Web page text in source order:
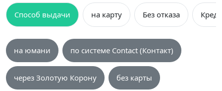
Способ выдачи на карту Без отказа
на юмани по системе Contact (Контакт)
через Золотую Корону без карты